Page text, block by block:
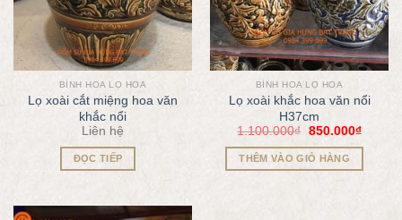
BÌNH HOA LỌ HOA
Lọ xoài cắt miệng hoa văn
khắc nổi
Liên hệ
ĐỌC TIẾP
BÌNH HOA LỌ HOA
Lọ xoài khắc hoa văn nổi
H37cm
1.100.000₫ 850.000₫
THÊM VÀO GIỎ HÀNG